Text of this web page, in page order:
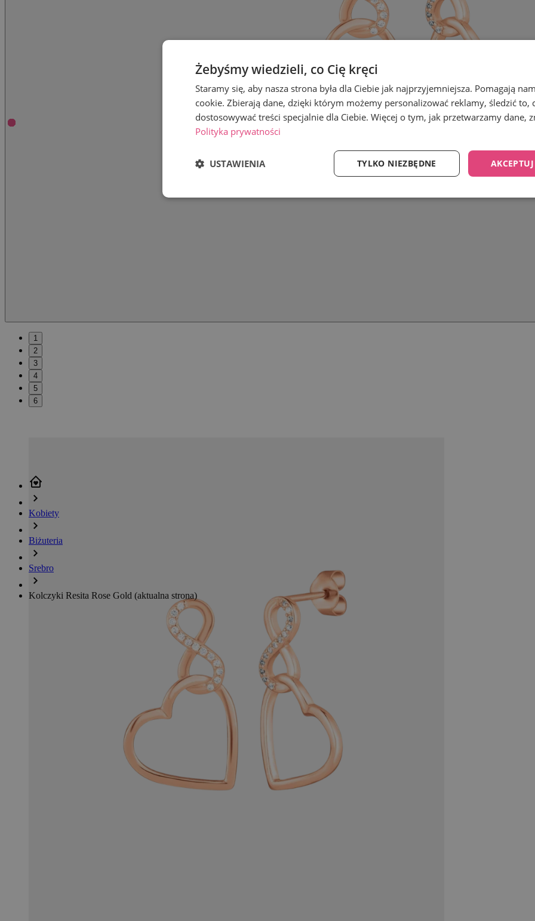
Kobiety
Biżuteria
Srebro
Kolczyki Resita Rose Gold (aktualna strona)
1
2
3
4
5
6
Żebyśmy wiedzieli, co Cię kręci
Staramy się, aby nasza strona była dla Ciebie jak najprzyjemniejsza. Pomagają
cookie. Zbierają dane, dzięki którym możemy personalizować reklamy, śledzić to,
dostosowywać treści specjalnie dla Ciebie. Więcej o tym, jak przetwarzamy dane,
Polityka prywatności
TYLKO NIEZBĘDNE
USTAWIENIA